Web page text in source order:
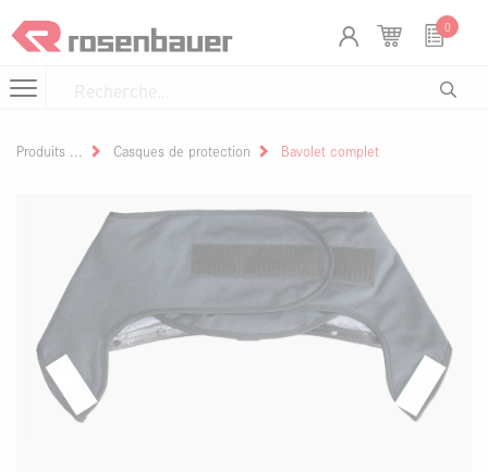
0
Produits Casques de protection Bavolet complet